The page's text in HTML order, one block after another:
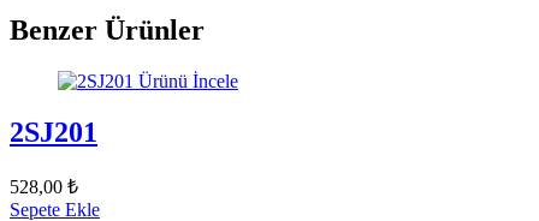
Benzer Ürünler
Ürünü İncele
2SJ201
528,00 ₺
Sepete Ekle